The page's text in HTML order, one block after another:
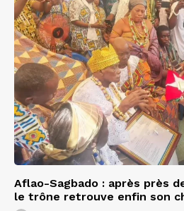
Aflao-Sagbado : après près
le trône retrouve enfin son